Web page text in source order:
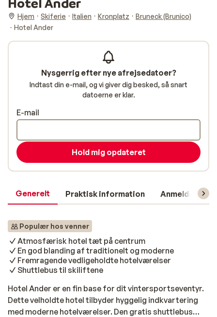
Hjem Skiferie Italien Kronplatz
Bruneck (Brunico)
Hotel Ander
Generelt Praktisk information Anmeldelser
Populær hos venner
Atmosfærisk hotel tæt på centrum
En god blanding af traditionelt og moderne
Fremragende vedligeholdte hotelværelser
Shuttlebus til skiliftene
Hotel Ander er en fin base for dit vintersportseventyr.
Dette velholdte hotel tilbyder hyggelig indkvartering
med moderne hotelværelser. Den gratis shuttlebus
Nysgerrig efter nye afrejsedatoer?
Indtast din e-mail, og vi giver dig besked, så snart
datoerne er klar.
E-mail
Hold mig opdateret